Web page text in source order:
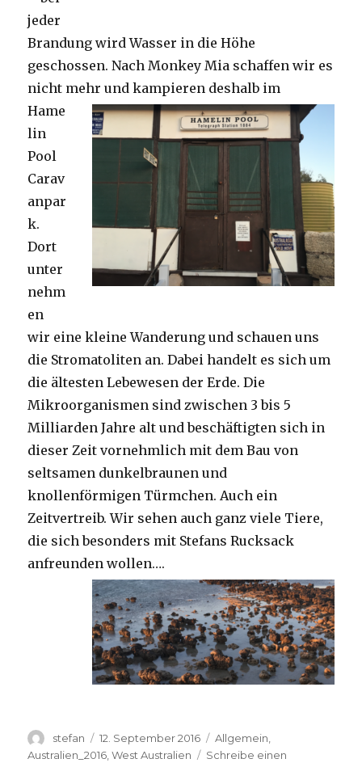
jeder
Brandung wird Wasser in die Höhe
geschossen. Nach Monkey Mia schaffen wir es
nicht mehr und kampieren deshalb im
Hame
lin
Pool
Carav
anpar
k.
Dort
unter
nehm
en
wir eine kleine Wanderung und schauen uns
die Stromatoliten an. Dabei handelt es sich um
die ältesten Lebewesen der Erde. Die
Mikroorganismen sind zwischen 3 bis 5
Milliarden Jahre alt und beschäftigten sich in
dieser Zeit vornehmlich mit dem Bau von
seltsamen dunkelbraunen und
knollenförmigen Türmchen. Auch ein
Zeitvertreib. Wir sehen auch ganz viele Tiere,
die sich besonders mit Stefans Rucksack
anfreunden wollen….
Autor
stefan
Veröffentlicht
am
12. September 2016 Kategorien
Allgemein
Australien_2016 ,West Australien
Schreibe einen